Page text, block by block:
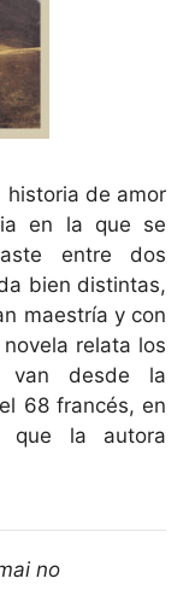
historia de amor
en la que se
entre dos
bien distintas,
maestría y con
relata los
van desde la
68 francés, en
que la autora
no